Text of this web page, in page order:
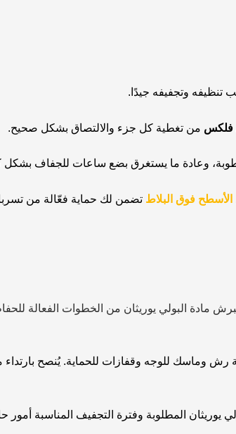
تنظيفه وتجفيفه جيدًا.
فلكس من تغطية كل جزء والالتصاق بشكل صحيح.
وعادة ما يستغرق بضع ساعات للجفاف بشكل
فوق البلاط تضمن لك حماية فعّالة من
البولي يوريثان من الخطوات الفعالة
وماسك للوجه وقفازات للحماية. يُنصح بارتداء
المطلوبة وفترة التجفيف المناسبة أمور